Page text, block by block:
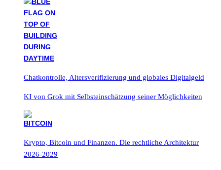
Chatkontrolle, Altersverifizierung und globales Digitalgeld
KI von Grok mit Selbsteinschätzung seiner Möglichkeiten
Krypto, Bitcoin und Finanzen. Die rechtliche Architektur
2026-2029